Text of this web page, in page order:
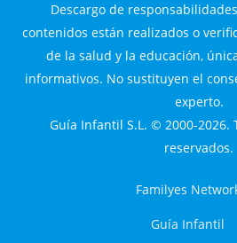
Descargo de
contenidos están realizados o
de la salud y la educación,
informativos. No sustituyen el
experto.
Guía Infantil S.L. © 2000-2026.
reservados.
Familyes
Guía Infantil